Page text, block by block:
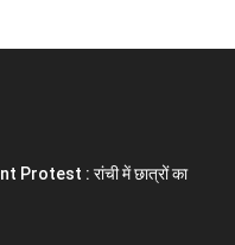
: रांची में छात्रों का